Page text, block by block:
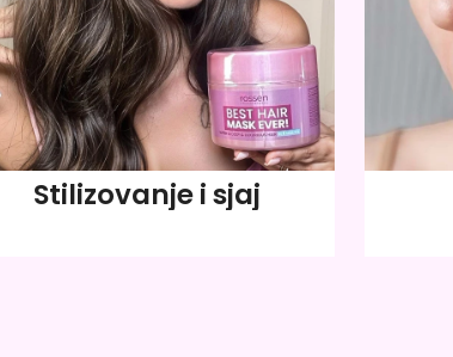
Stilizovanje i sjaj